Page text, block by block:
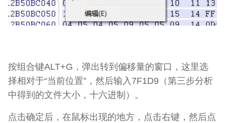
按组合键ALT+G，弹出转到偏移量的窗口，这里选
择相对于“当前位置”，然后输入7F1D9（第三步分析
中得到的文件大小，十六进制）。
点击确定后，在鼠标出现的地方，点击右键，然后点